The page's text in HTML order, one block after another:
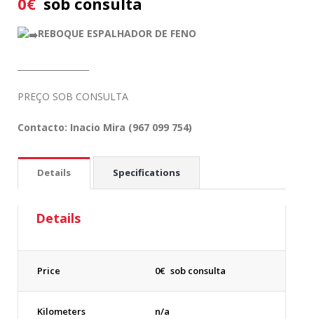
REBOQUE ESPALHADOR DE FENO
PREÇO SOB CONSULTA
Contacto: Inacio Mira (967 099 754)
Details Specifications
Details
Price 0€ sob consulta
Kilometers n/a